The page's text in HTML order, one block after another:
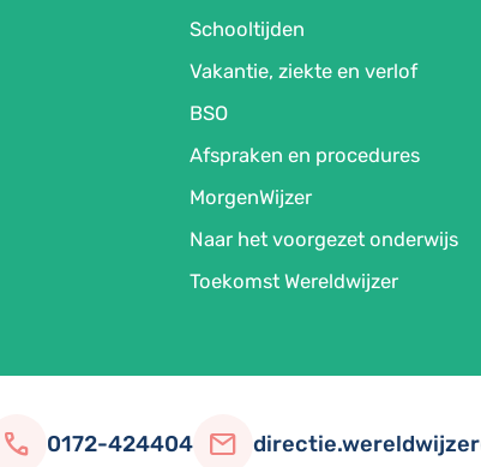
Schooltijden
Vakantie, ziekte en verlof
BSO
Afspraken en procedures
MorgenWijzer
Naar het voorgezet onderwijs
Toekomst Wereldwijzer
call 0172-424404 mail